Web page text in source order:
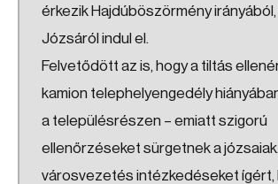
érkezik Hajdúböszörmény irányából,
Józsáról indul el.
Felvetődött az is, hogy a tiltás
kamion telephelyengedély
a településrészen – emiatt szigorú
ellenőrzéseket sürgetnek a
városvezetés intézkedéseket ígért,